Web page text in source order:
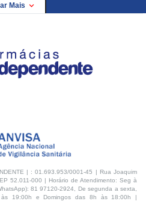
Mais
| : 01.693.953/0001-45 | Rua Joaquim
52.011-000 | Horário de Atendimento: Seg à
81 97120-2924, De segunda a sexta,
19:00h e Domingos das 8h às 18:00h |